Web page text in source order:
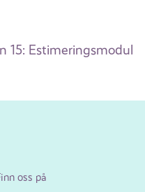
15: Estimeringsmodul
oss på